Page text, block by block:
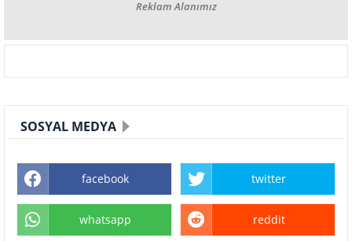
Reklam Alanımız
SOSYAL MEDYA
facebook twitter
whatsapp reddit